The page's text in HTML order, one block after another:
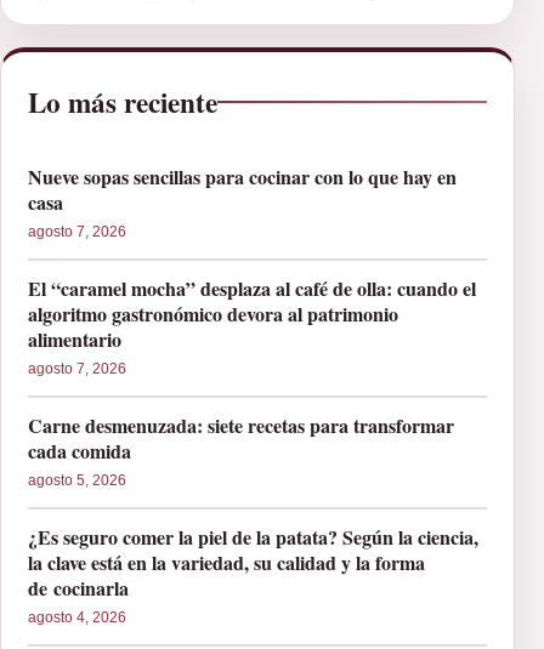
Lo más reciente
Nueve sopas sencillas para cocinar con lo que hay en
casa
agosto 7, 2026
El “caramel mocha” desplaza al café de olla: cuando el
algoritmo gastronómico devora al patrimonio
alimentario
agosto 7, 2026
Carne desmenuzada: siete recetas para transformar
cada comida
agosto 5, 2026
¿Es seguro comer la piel de la patata? Según la ciencia,
la clave está en la variedad, su calidad y la forma
de cocinarla
agosto 4, 2026